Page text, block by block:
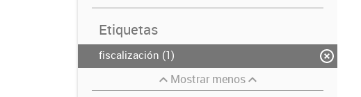
Etiquetas
fiscalización (1)
Mostrar menos